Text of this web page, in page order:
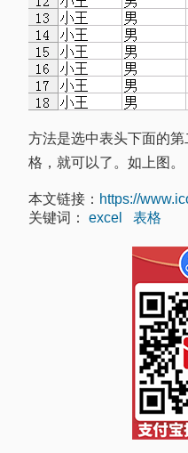
方法是选中表头下面的
格，就可以了。如上图。
本文链接： https://
关键词： excel 表格